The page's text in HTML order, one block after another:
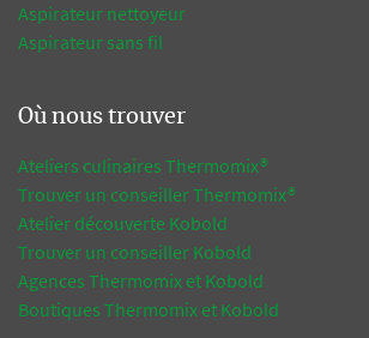
Aspirateur nettoyeur
Aspirateur sans fil
Où nous trouver
Ateliers culinaires Thermomix®
Trouver un conseiller Thermomix®
Atelier découverte Kobold
Trouver un conseiller Kobold
Agences Thermomix et Kobold
Boutiques Thermomix et Kobold